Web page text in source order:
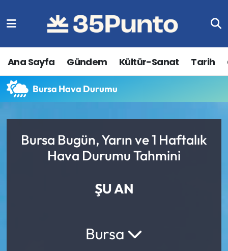
Ana Sayfa Gündem Kültür-Sanat Tarih
Bursa Hava Durumu
Bursa Bugün, Yarın ve 1 Haftalık
Hava Durumu Tahmini
ŞU AN
Bursa